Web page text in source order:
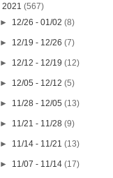
2021 (567)
► 12/26 - 01/02(8)
► 12/19 - 12/26(7)
► 12/12 - 12/19(12)
► 12/05 - 12/12(5)
► 11/28 - 12/05(13)
► 11/21 - 11/28(9)
► 11/14 - 11/21(13)
► 11/07 - 11/14(17)